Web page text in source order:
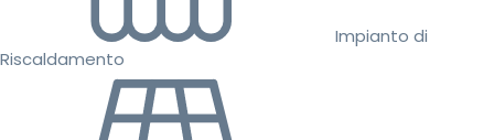
Impianto di
Riscaldamento